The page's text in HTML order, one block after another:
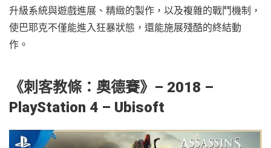
升級系統與遊戲進展、精緻的製作，以及複雜的戰鬥機制，
使巴耶克不僅能進入狂暴狀態，還能施展殘酷的終結動
作。
《刺客教條：奧德賽》– 2018 –
PlayStation 4 – Ubisoft